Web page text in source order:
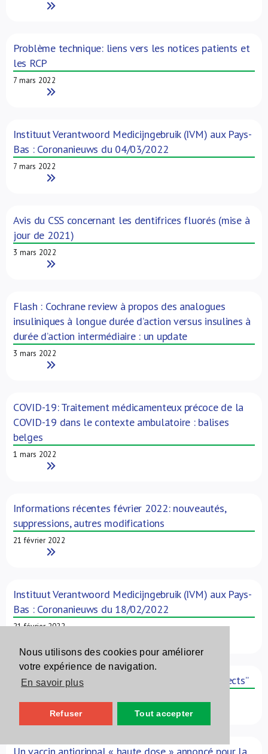
Nous utilisons des cookies pour améliorer
votre expérience de navigation.
En savoir plus
Refuser Tout accepter
Read More
Problème technique: liens vers les notices patients et
les RCP
7 mars 2022
Read More
Instituut Verantwoord Medicijngebruik (IVM) aux Pays-
Bas : Coronanieuws du 04/03/2022
7 mars 2022
Read More
Avis du CSS concernant les dentifrices fluorés (mise à
jour de 2021)
3 mars 2022
Read More
Flash : Cochrane review à propos des analogues
insuliniques à longue durée d’action versus insulines à
durée d’action intermédiaire : un update
3 mars 2022
Read More
COVID-19: Traitement médicamenteux précoce de la
COVID-19 dans le contexte ambulatoire : balises
belges
1 mars 2022
Read More
Informations récentes février 2022: nouveautés,
suppressions, autres modifications
21 février 2022
Read More
Instituut Verantwoord Medicijngebruik (IVM) aux Pays-
Bas : Coronanieuws du 18/02/2022
21 février 2022
Nouvel e-learning: Interactions – les “usual suspects”